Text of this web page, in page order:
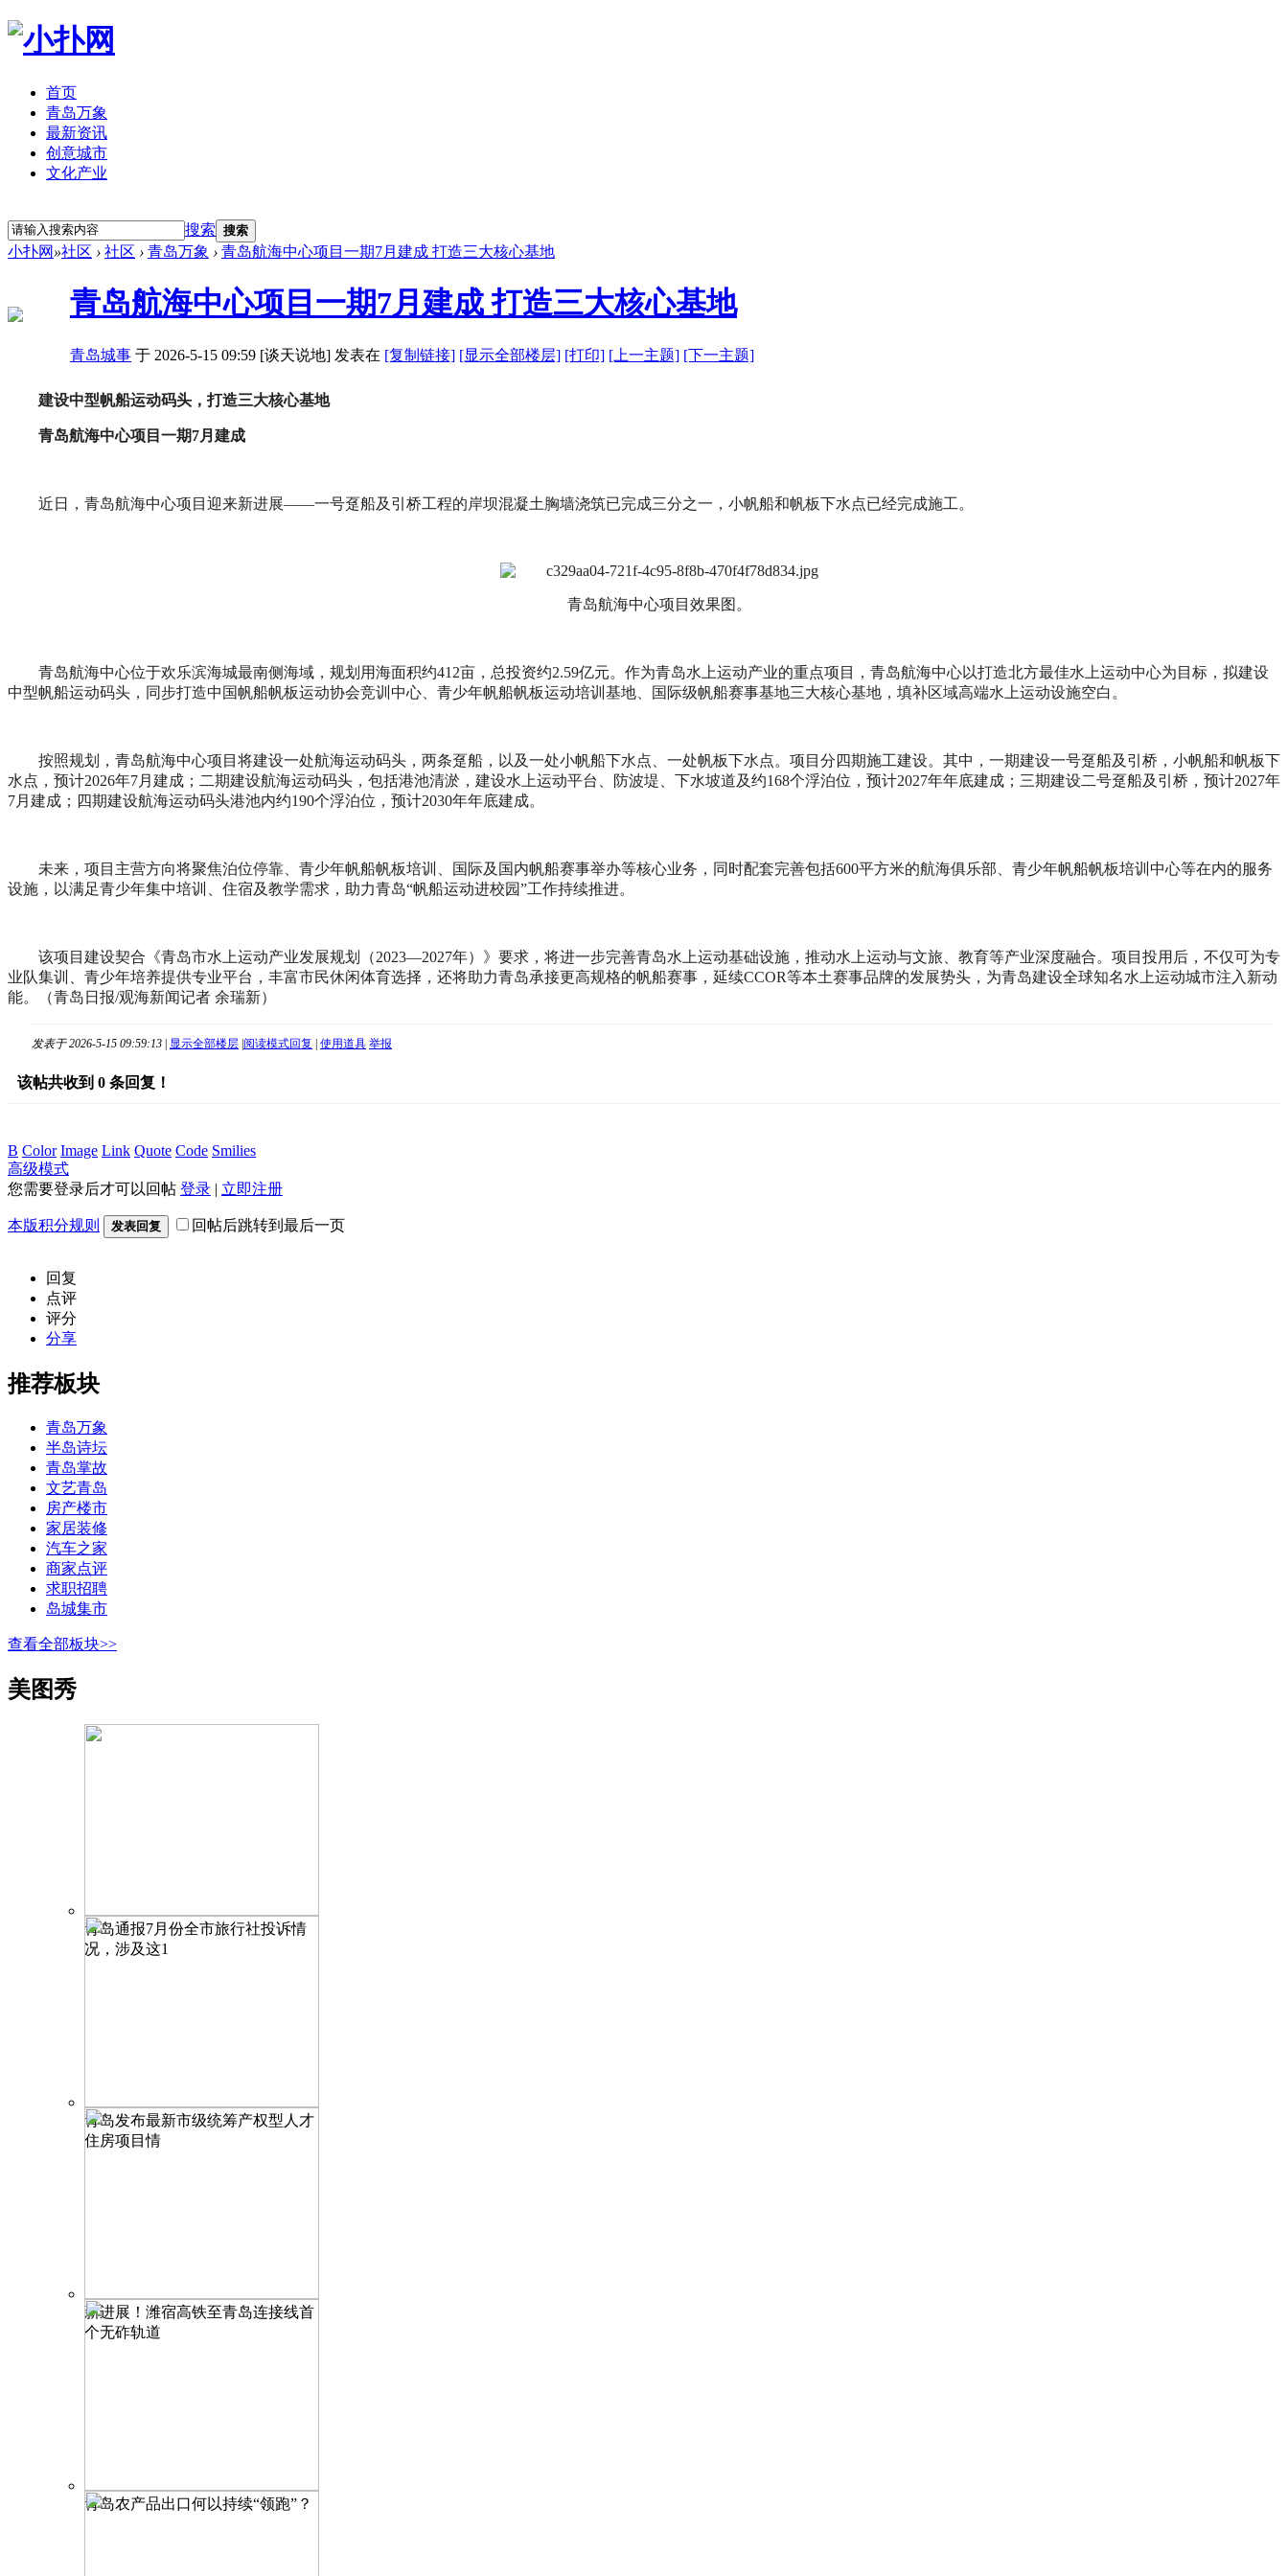
首页
青岛万象
最新资讯
创意城市
文化产业
搜索 搜索
小扑网 »社区 › 社区 › 青岛万象 › 青岛航海中心项目一期7月建成 打造三大核心基地
青岛航海中心项目一期7月建成 打造三大核心基地
青岛城事 于 2026-5-15 09:59 [谈天说地] 发表在 [复制链接] [显示全部楼层] [打印] [上一主题] [下一主题]
建设中型帆船运动码头，打造三大核心基地
青岛航海中心项目一期7月建成
近日，青岛航海中心项目迎来新进展——一号趸船及引桥工程的岸坝混凝土胸墙浇筑已完成三分之一，小帆船和帆板下水点已经完成施工。
青岛航海中心项目效果图。
青岛航海中心位于欢乐滨海城最南侧海域，规划用海面积约412亩，总投资约2.59亿元。作为青岛水上运动产业的重点项目，青岛航海中心以打造北方最佳水上运动中心为目标，拟建设
中型帆船运动码头，同步打造中国帆船帆板运动协会竞训中心、青少年帆船帆板运动培训基地、国际级帆船赛事基地三大核心基地，填补区域高端水上运动设施空白。
按照规划，青岛航海中心项目将建设一处航海运动码头，两条趸船，以及一处小帆船下水点、一处帆板下水点。项目分四期施工建设。其中，一期建设一号趸船及引桥，小帆船和帆板下
水点，预计2026年7月建成；二期建设航海运动码头，包括港池清淤，建设水上运动平台、防波堤、下水坡道及约168个浮泊位，预计2027年年底建成；三期建设二号趸船及引桥，预计2027年
7月建成；四期建设航海运动码头港池内约190个浮泊位，预计2030年年底建成。
未来，项目主营方向将聚焦泊位停靠、青少年帆船帆板培训、国际及国内帆船赛事举办等核心业务，同时配套完善包括600平方米的航海俱乐部、青少年帆船帆板培训中心等在内的服务
设施，以满足青少年集中培训、住宿及教学需求，助力青岛“帆船运动进校园”工作持续推进。
该项目建设契合《青岛市水上运动产业发展规划（2023—2027年）》要求，将进一步完善青岛水上运动基础设施，推动水上运动与文旅、教育等产业深度融合。项目投用后，不仅可为专
业队集训、青少年培养提供专业平台，丰富市民休闲体育选择，还将助力青岛承接更高规格的帆船赛事，延续CCOR等本土赛事品牌的发展势头，为青岛建设全球知名水上运动城市注入新动
能。（青岛日报/观海新闻记者 余瑞新）
发表于 2026-5-15 09:59:13 | 显示全部楼层 |阅读模式回复 | 使用道具 举报
该帖共收到 0 条回复！
B Color Image Link Quote Code Smilies
高级模式
您需要登录后才可以回帖 登录 | 立即注册
本版积分规则 发表回复 回帖后跳转到最后一页
回复
点评
评分
分享
推荐板块
青岛万象
半岛诗坛
青岛掌故
文艺青岛
房产楼市
家居装修
汽车之家
商家点评
求职招聘
岛城集市
查看全部板块>>
美图秀
青岛通报7月份全市旅行社投诉情
况，涉及这1
青岛发布最新市级统筹产权型人才
住房项目情
新进展！潍宿高铁至青岛连接线首
个无砟轨道
青岛农产品出口何以持续“领跑”？